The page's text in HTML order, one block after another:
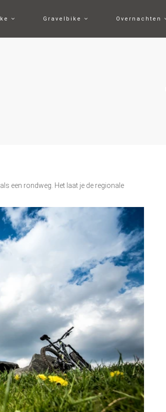
Gravelbike Overnachten
een rondweg. Het laat je de regionale